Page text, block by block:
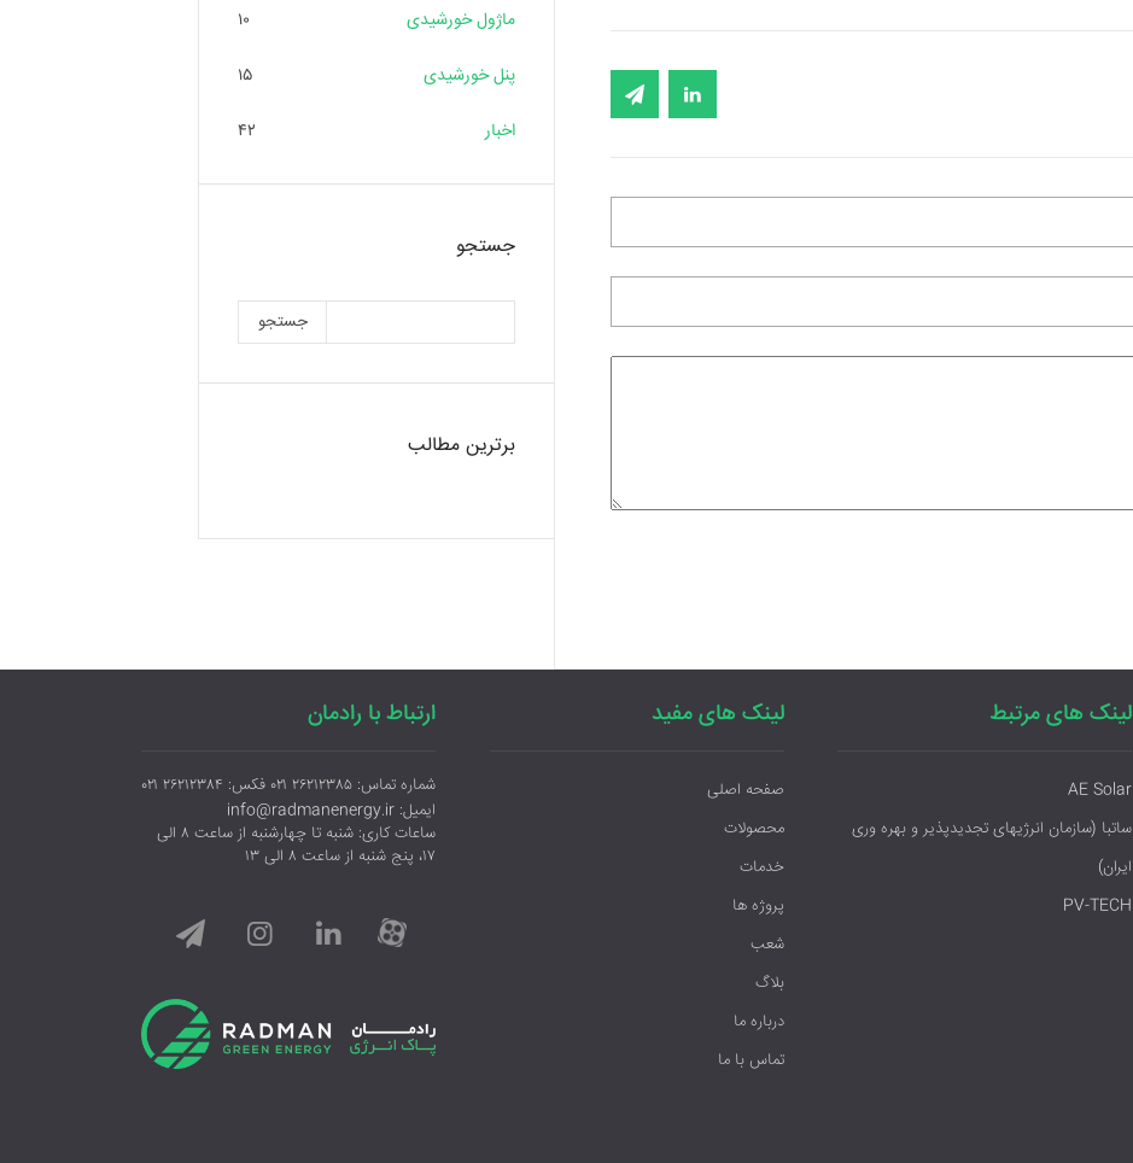
ماژول خورشیدی ۱۰
پنل خورشیدی ۱۵
اخبار ۴۲
جستجو
جستجو
برترین مطالب
لینک های مرتبط
AE Solar
ساتبا (سازمان انرژیهای تجدیدپذیر و بهره وری
ایران)
PV-TECH
لینک های مفید
صفحه اصلی
محصولات
خدمات
پروژه ها
شعب
بلاگ
درباره ما
تماس با ما
ارتباط با رادمان
شماره تماس: ۲۶۲۱۲۳۸۵ ۰۲۱ فکس: ۲۶۲۱۲۳۸۴ ۰۲۱
ایمیل: info@radmanenergy.ir
ساعات کاری: شنبه تا چهارشنبه از ساعت ۸ الی
۱۷، پنج شنبه از ساعت ۸ الی ۱۳